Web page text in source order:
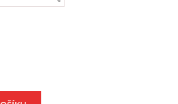
605 444 763